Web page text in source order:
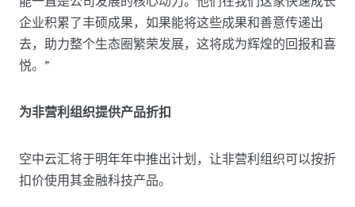
企业积累了丰硕成果，如果能将这些成果和善意传递出
去，助力整个生态圈繁荣发展，这将成为辉煌的回报和喜
悦。”
为非营利组织提供产品折扣
空中云汇将于明年年中推出计划，让非营利组织可以按折
扣价使用其金融科技产品。